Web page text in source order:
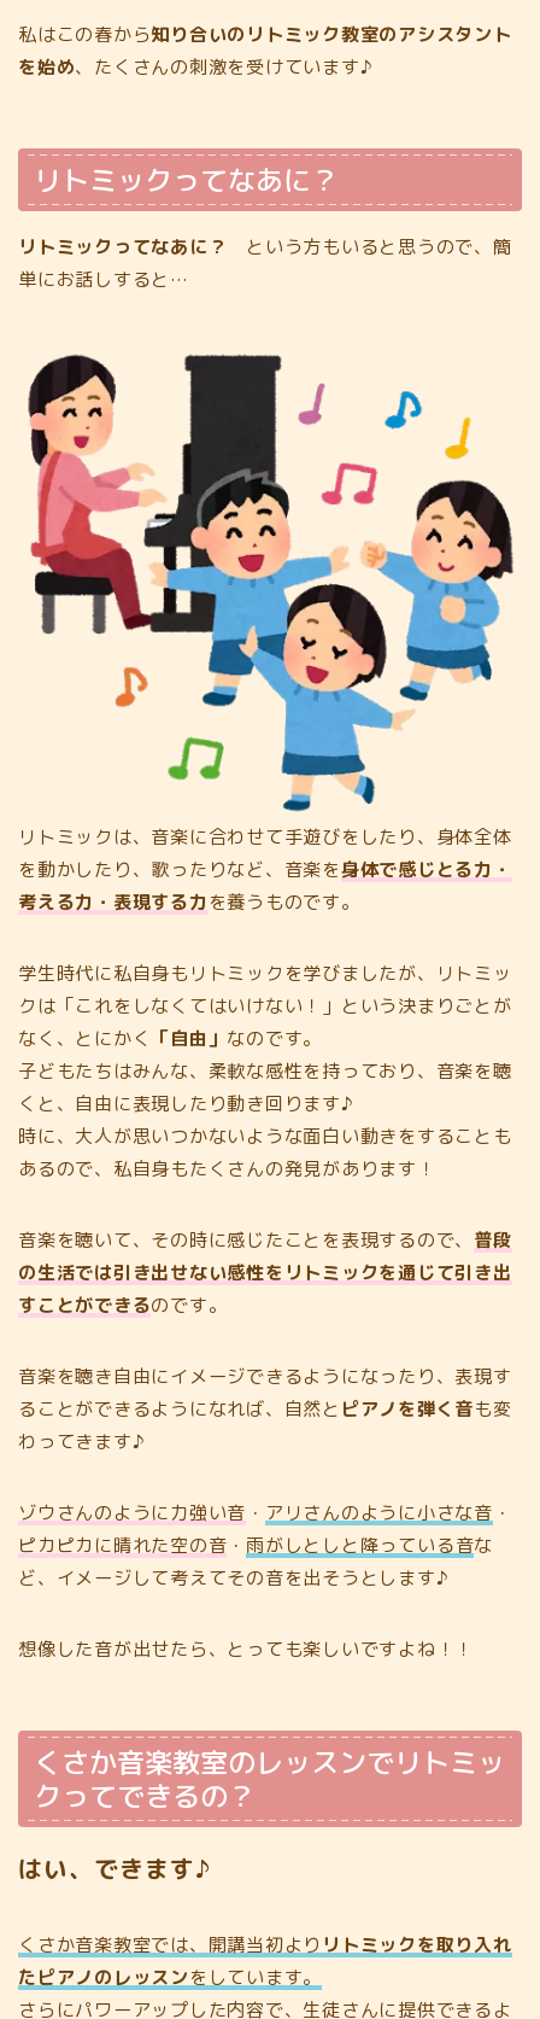
私はこの春から知り合いのリトミック教室のアシスタント
を始め、たくさんの刺激を受けています♪
リトミックってなあに？
リトミックってなあに？
という方もいると思うので、簡
単にお話しすると…
リトミックは、音楽に合わせて手遊びをしたり、身体全体
を動かしたり、歌ったりなど、音楽を身体で感じとる力・
考える力・表現する力 を養うものです。
学生時代に私自身もリトミックを学びましたが、リトミッ
クは「これをしなくてはいけない！」という決まりごとが
なく、とにかく 「自由」 なのです。
子どもたちはみんな、柔軟な感性を持っており、音楽を聴
くと、自由に表現したり動き回ります♪
時に、大人が思いつかないような面白い動きをすることも
あるので、私自身もたくさんの発見があります！
音楽を聴いて、その時に感じたことを表現するので、 普段
の生活では引き出せない感性をリトミックを通じて引き出
すことができるのです。
音楽を聴き自由にイメージできるようになったり、表現す
ることができるようになれば、自然と ピアノを弾く音も変
わってきます♪
ゾウさんのように力強い音 ・ アリさんのように小さな音 ・
ピカピカに晴れた空の音 ・ 雨がしとしと降っている音な
ど、イメージして考えてその音を出そうとします♪
想像した音が出せたら、とっても楽しいですよね！！
くさか音楽教室のレッスンでリトミッ
クってできるの？
はい、できます♪
くさか音楽教室では、開講当初より リトミックを取り入れ
たピアノのレッスンをしています。
さらにパワーアップした内容で、生徒さんに提供できるよ